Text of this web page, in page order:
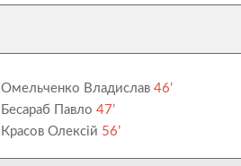
Омельченко Владислав 46’
Бесараб Павло 47’
Красов Олексій 56’